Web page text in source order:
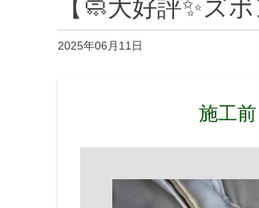
【🧼大好評✨ズ
2025年06月11日
施工前